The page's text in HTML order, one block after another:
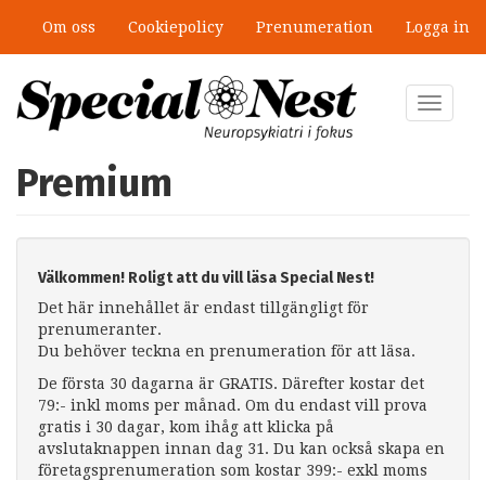
huvudinnehåll
Om oss Cookiepolicy Prenumeration Logga in
Toggle
Premium
Välkommen! Roligt att du vill läsa Special Nest!
Det här innehållet är endast tillgängligt för
prenumeranter.
Du behöver teckna en prenumeration för att läsa.
De första 30 dagarna är GRATIS. Därefter kostar det
79:- inkl moms per månad. Om du endast vill prova
gratis i 30 dagar, kom ihåg att klicka på
avslutaknappen innan dag 31. Du kan också skapa en
företagsprenumeration som kostar 399:- exkl moms